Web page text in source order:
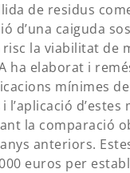
de residus
d’una caiguda
la viabilitat de
ha elaborat i
mínimes
l’aplicació
la comparació
anteriors.
euros per